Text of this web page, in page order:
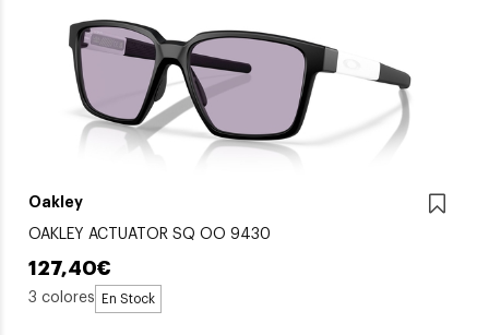
Oakley
OAKLEY ACTUATOR SQ OO 9430
127,40€
3 colores En Stock